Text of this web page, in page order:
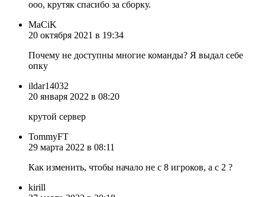
ооо, крутяк спасибо за сборку.
MaCiK
20 октября 2021 в 19:34
Почему не доступны многие команды? Я выдал себе
опку
ildar14032
20 января 2022 в 08:20
крутой сервер
TommyFT
29 марта 2022 в 08:11
Как изменить, чтобы начало не с 8 игроков, а с 2 ?
kirill